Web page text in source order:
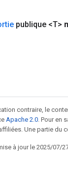
publique <T>
contraire, le
Apache 2.0 . Pour en
Une partie du
à jour le 2025/07/27